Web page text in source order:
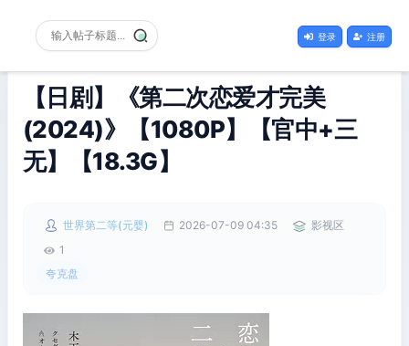
登录 注册
【日剧】《第二次恋爱才完美
(2024)》【1080P】【官中+三
无】【18.3G】
世界第二等(元婴) 2026-07-09 04:35
影视区
1
夸克盘